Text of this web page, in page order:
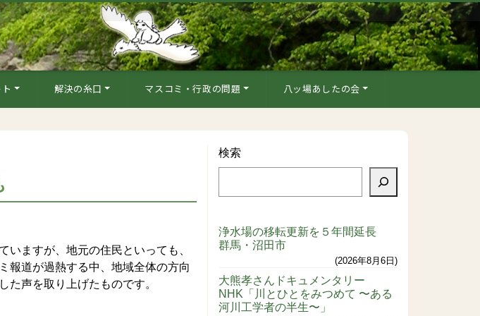
解決の糸口 マスコミ・行政の問題 八ッ場あしたの会
ますが、地元の住民といっても、
報道が過熱する中、地域全体の方向
た声を取り上げたものです。
検索
浄水場の移転更新を５年間延長
群馬・沼田市
2026年8月6日
大熊孝さんドキュメンタリー
NHK「川とひとをみつめて 〜ある
河川工学者の半生〜」